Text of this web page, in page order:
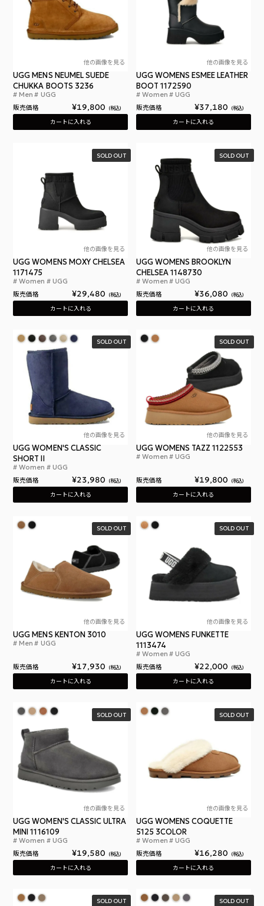
他の画像を見る
アグメンズニューメル
UGG MENS NEUMEL SUEDE
CHUKKA BOOTS 3236
Men UGG
販売価格 ¥19,800 税込
カートに入れる
他の画像を見る
UGG WOMENS ESMEE LEATHER
BOOT 1172590
Women UGG
販売価格 ¥37,180 税込
カートに入れる
他の画像を見る
アグ ウィメンズ モクシー チェルシー
UGG WOMENS MOXY CHELSEA
1171475
Women UGG
販売価格 ¥29,480 税込
SOLD OUT
カートに入れる
他の画像を見る
UGG WOMENS BROOKLYN
CHELSEA 1148730
Women UGG
販売価格 ¥36,080 税込
SOLD OUT
カートに入れる
他の画像を見る
UGG WOMEN'S CLASSIC
SHORT II
Women UGG
販売価格 ¥23,980 税込
SOLD OUT
カートに入れる
他の画像を見る
UGG WOMENS TAZZ 1122553
Women UGG
販売価格 ¥19,800 税込
SOLD OUT
カートに入れる
他の画像を見る
アグ メンズ ケントン 3010 メンズ バックレス ス
UGG MENS KENTON 3010
Men UGG
販売価格 ¥17,930 税込
SOLD OUT
カートに入れる
他の画像を見る
UGG WOMENS FUNKETTE
1113474
Women UGG
販売価格 ¥22,000 税込
SOLD OUT
カートに入れる
他の画像を見る
アグ ウィメンズ クラシック ウルトラ ミニ 3色 ム
UGG WOMEN'S CLASSIC ULTRA
MINI 1116109
Women UGG
販売価格 ¥19,580 税込
SOLD OUT
カートに入れる
他の画像を見る
UGG WOMENS COQUETTE
5125 3COLOR
Women UGG
販売価格 ¥16,280 税込
SOLD OUT
カートに入れる
SOLD OUT SOLD OUT